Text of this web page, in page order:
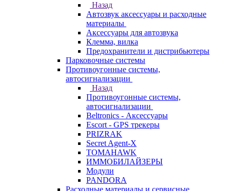
Назад
Автозвук аксессуары и расходные
материалы
Аксессуары для автозвука
Клемма, вилка
Предохранители и дистрибьютеры
Парковочные системы
Противоугонные системы,
автосигнализации
Назад
Противоугонные системы,
автосигнализации
Beltronics - Аксессуары
Escort - GPS трекеры
PRIZRAK
Secret Agent-X
TOMAHAWK
ИММОБИЛАЙЗЕРЫ
Модули
PANDORA
Расходные материалы и сервисные